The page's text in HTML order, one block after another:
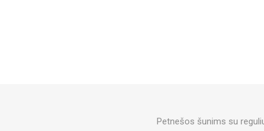
Petnešos šunims su